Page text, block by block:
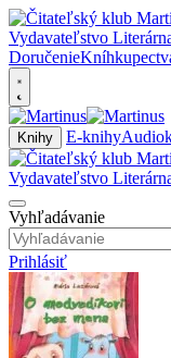
Doručenie
Knihy E-knihy
Vyhľadávanie
Prihlásiť